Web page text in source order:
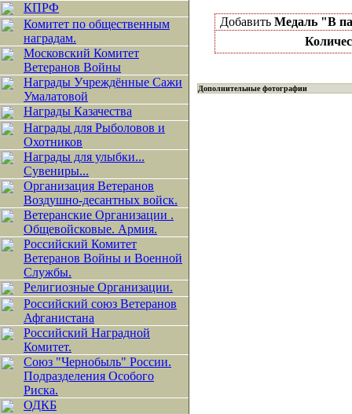
КПРФ
Комитет по общественным
наградам.
Московский Комитет
Ветеранов Войны
Награды Учреждённые Сажи
Умалатовой
Награды Казачества
Награды для Рыболовов и
Охотников
Награды для улыбки...
Сувениры...
Организация Ветеранов
Воздушно-десантных войск.
Ветеранские Организации .
Общевойсковые. Армия.
Российский Комитет
Ветеранов Войны и Военной
Службы.
Религиозные Организации.
Российский союз Ветеранов
Афганистана
Российский Наградной
Комитет.
Союз "Чернобыль" России.
Подразделения Особого
Риска.
ОДКБ
Добавить Медаль "В
Дополнительные фотографии